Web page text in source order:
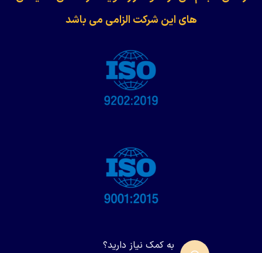
های این شرکت الزامی می باشد
به کمک نیاز دارید؟